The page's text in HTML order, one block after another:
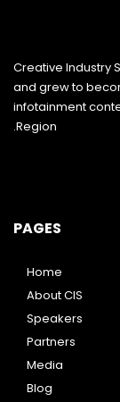
Creative Industry
and grew to
infotainment
Region.
PAGES
Home
About CIS
Speakers
Partners
Media
Blog